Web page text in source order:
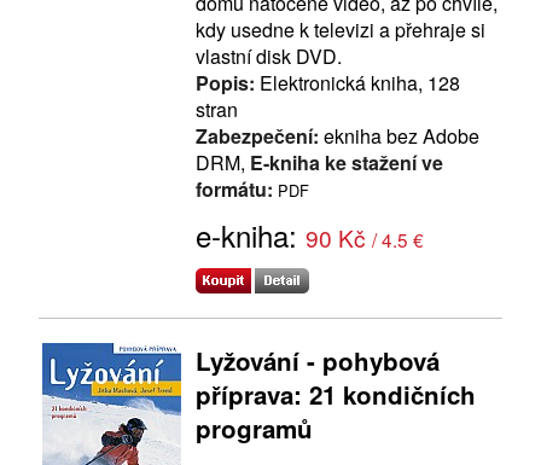
kdy usedne k televizi a přehraje si
vlastní disk DVD.
Popis: Elektronická kniha, 128
stran
Zabezpečení: ekniha bez Adobe
DRM, E-kniha ke stažení ve
formátu: PDF
e-kniha: 90 Kč / 4.5 €
Lyžování - pohybová
příprava: 21 kondičních
programů